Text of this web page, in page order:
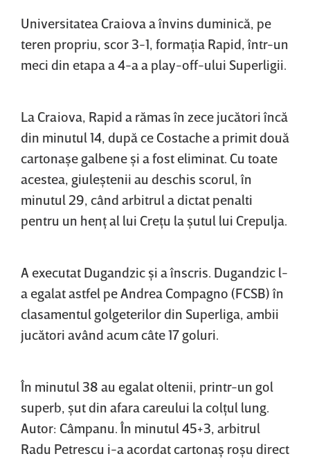
Universitatea Craiova a învins duminică, pe
teren propriu, scor 3-1, formaţia Rapid, într-un
meci din etapa a 4-a a play-off-ului Superligii.
La Craiova, Rapid a rămas în zece jucători încă
din minutul 14, după ce Costache a primit două
cartonaşe galbene şi a fost eliminat. Cu toate
acestea, giuleştenii au deschis scorul, în
minutul 29, când arbitrul a dictat penalti
pentru un henţ al lui Creţu la şutul lui Crepulja.
A executat Dugandzic şi a înscris. Dugandzic l-
a egalat astfel pe Andrea Compagno (FCSB) în
clasamentul golgeterilor din Superliga, ambii
jucători având acum câte 17 goluri.
În minutul 38 au egalat oltenii, printr-un gol
superb, şut din afara careului la colţul lung.
Autor: Câmpanu. În minutul 45+3, arbitrul
Radu Petrescu i-a acordat cartonaş roşu direct